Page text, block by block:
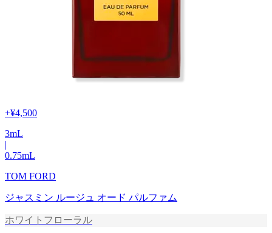
+¥4,500
3mL
|
0.75mL
TOM FORD
ジャスミン ルージュ オード パルファム
ホワイトフローラル